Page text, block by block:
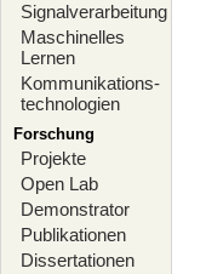
Signalverarbeitung
Maschinelles
Lernen
Kommunikations-
technologien
Forschung
Projekte
Open Lab
Demonstrator
Publikationen
Dissertationen